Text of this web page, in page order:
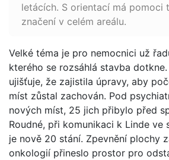
letácích. S orientací má pomoci
značení v celém areálu.
Velké téma je pro nemocnici už
kterého se rozsáhlá stavba
ujišťuje, že zajistila úpravy, aby
míst zůstal zachován. Pod
nových míst, 25 jich přibylo před
Roudné, při komunikaci k Linde ve
je nově 20 stání. Zpevnění plochy
onkologií přineslo prostor pro